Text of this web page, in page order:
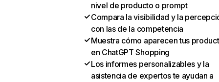
nivel de producto o prompt
Compara la visibilidad y la
con las de la competencia
Muestra cómo aparecen tus
en ChatGPT Shopping
Los informes personalizables y la
asistencia de expertos te ayudan a